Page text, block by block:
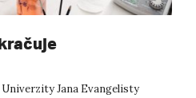
Jana Evangelisty